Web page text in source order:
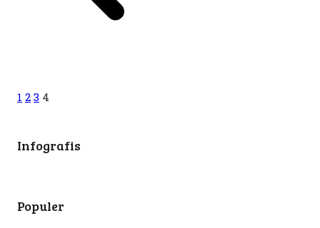
1 2 3 4
Infografis
Populer